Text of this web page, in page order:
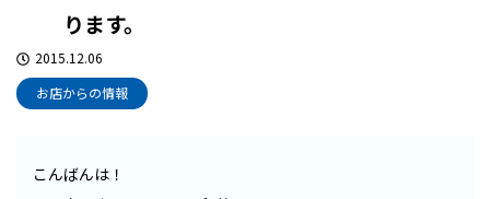
ります。
2015.12.06
お店からの情報
こんばんは！